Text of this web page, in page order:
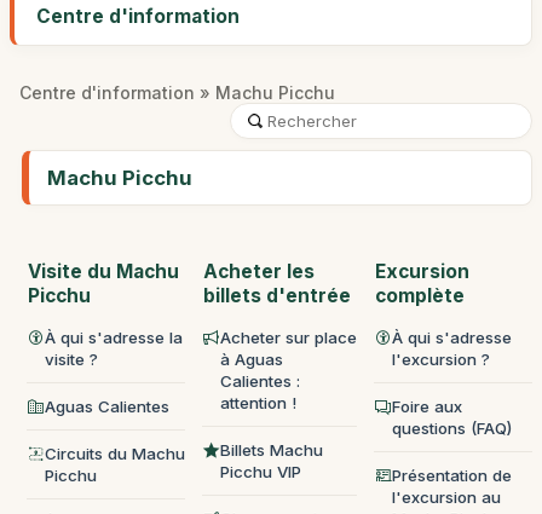
Centre d'information
Centre d'information » Machu Picchu
Machu Picchu
Visite du Machu
Picchu
À qui s'adresse la
visite ?
Aguas Calientes
Circuits du Machu
Picchu
Acheter les
billets d'entrée
Acheter sur place
à Aguas
Calientes :
attention !
Billets Machu
Picchu VIP
Excursion
complète
À qui s'adresse
l'excursion ?
Foire aux
questions (FAQ)
Présentation de
l'excursion au